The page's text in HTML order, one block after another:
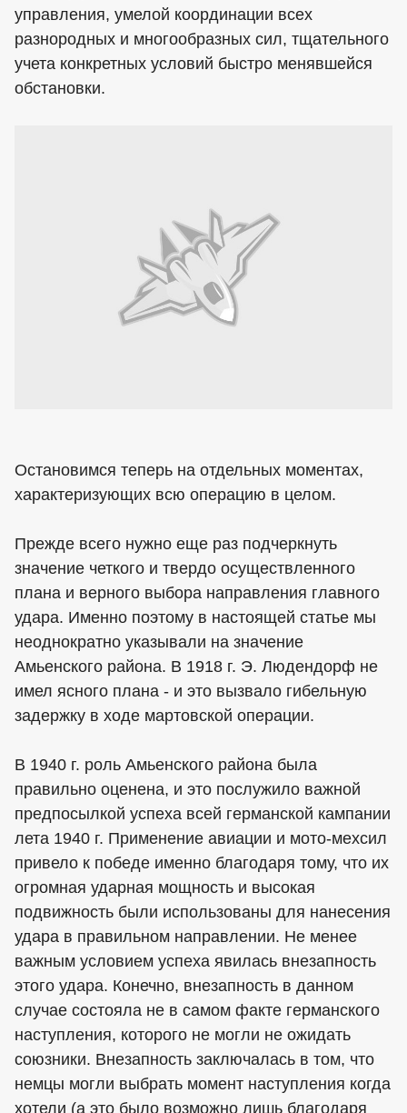
управления, умелой координации всех
разнородных и многообразных сил, тщательного
учета конкретных условий быстро менявшейся
обстановки.
Остановимся теперь на отдельных моментах,
характеризующих всю операцию в целом.
Прежде всего нужно еще раз подчеркнуть
значение четкого и твердо осуществленного
плана и верного выбора направления главного
удара. Именно поэтому в настоящей статье мы
неоднократно указывали на значение
Амьенского района. В 1918 г. Э. Людендорф не
имел ясного плана - и это вызвало гибельную
задержку в ходе мартовской операции.
В 1940 г. роль Амьенского района была
правильно оценена, и это послужило важной
предпосылкой успеха всей германской кампании
лета 1940 г. Применение авиации и мото-мехсил
привело к победе именно благодаря тому, что их
огромная ударная мощность и высокая
подвижность были использованы для нанесения
удара в правильном направлении. Не менее
важным условием успеха явилась внезапность
этого удара. Конечно, внезапность в данном
случае состояла не в самом факте германского
наступления, которого не могли не ожидать
союзники. Внезапность заключалась в том, что
немцы могли выбрать момент наступления когда
хотели (а это было возможно лишь благодаря